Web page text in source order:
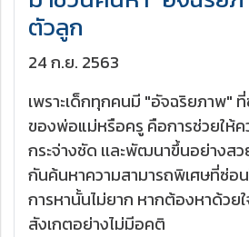
ตัวลูก
24 ก.ย. 2563
เพราะเด็กทุกคนมี "อัจฉริยภาพ"
ของพ่อแม่หรือครู คือการช่วยให้
กระจ่างชัด เเละพัฒนาขึ้นอย่างสว
กันค้นหาความสามารถพิเศษที่ซ่อ
การหานั้นไม่ยาก หากต้องหาด้วย
สังเกตอย่างไม่มีอคติ